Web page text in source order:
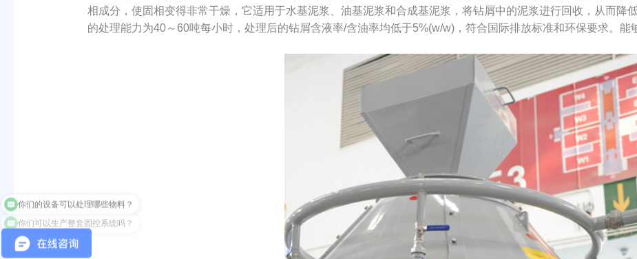
相成分，使固相变得非常干燥，它适用于水基泥浆、油基泥浆和合成基泥浆，将钻屑中的泥浆进行回收，从而降
的处理能力为40～60吨每小时，处理后的钻屑含液率/含油率均低于5%(w/w)，符合国际排放标准和环保要求。能